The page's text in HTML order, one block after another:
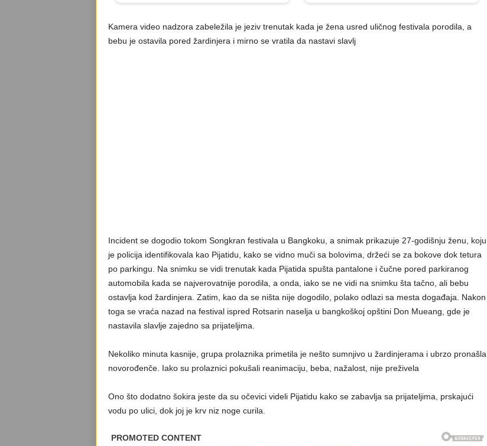
Kamera video nadzora zabeležila je jeziv trenutak kada je žena usred uličnog festivala porodila, a
bebu je ostavila pored žardinjera i mirno se vratila da nastavi slavlj
Incident se dogodio tokom Songkran festivala u Bangkoku, a snimak prikazuje 27-godišnju ženu, koju
je policija identifikovala kao Pijatidu, kako se vidno muči sa bolovima, držeći se za bokove dok tetura
po parkingu. Na snimku se vidi trenutak kada Pijatida spušta pantalone i čučne pored parkiranog
automobila kada se najverovatnije porodila, a onda, iako se ne vidi na snimku šta tačno, ali bebu
ostavlja kod žardinjera. Zatim, kao da se ništa nije dogodilo, polako odlazi sa mesta događaja. Nakon
toga se vraća nazad na festival ispred Rotsarin naselja u bangkoškoj opštini Don Mueang, gde je
nastavila slavlje zajedno sa prijateljima.
Nekoliko minuta kasnije, grupa prolaznika primetila je nešto sumnjivo u žardinjerama i ubrzo pronašla
novorođenče. Iako su prolaznici pokušali reanimaciju, beba, nažalost, nije preživela
Ono što dodatno šokira jeste da su očevici videli Pijatidu kako se zabavlja sa prijateljima, prskajući
vodu po ulici, dok joj je krv niz noge curila.